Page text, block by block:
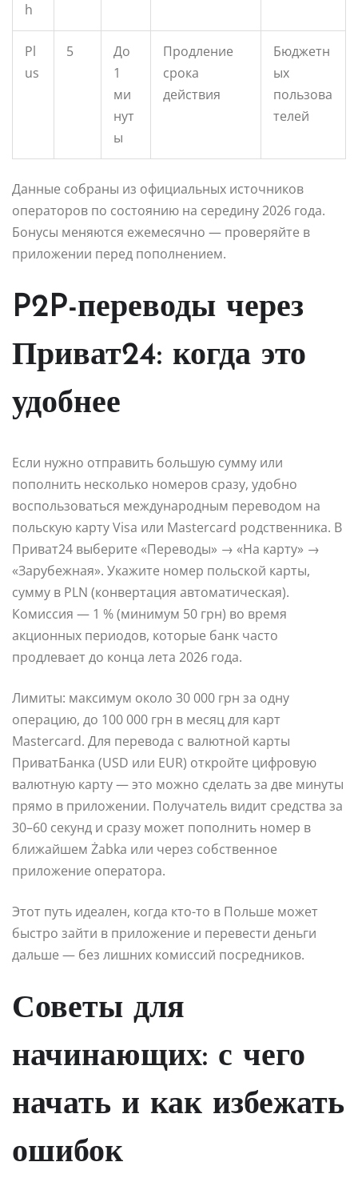
h
Pl
us
5
До
1
ми
нут
ы
Продление
срока
действия
Бюджетн
ых
пользова
телей
Данные собраны из официальных источников
операторов по состоянию на середину 2026 года.
Бонусы меняются ежемесячно — проверяйте в
приложении перед пополнением.
P2P-переводы через
Приват24: когда это
удобнее
Если нужно отправить большую сумму или
пополнить несколько номеров сразу, удобно
воспользоваться международным переводом на
польскую карту Visa или Mastercard родственника. В
Приват24 выберите «Переводы» → «На карту» →
«Зарубежная». Укажите номер польской карты,
сумму в PLN (конвертация автоматическая).
Комиссия — 1 % (минимум 50 грн) во время
акционных периодов, которые банк часто
продлевает до конца лета 2026 года.
Лимиты: максимум около 30 000 грн за одну
операцию, до 100 000 грн в месяц для карт
Mastercard. Для перевода с валютной карты
ПриватБанка (USD или EUR) откройте цифровую
валютную карту — это можно сделать за две минуты
прямо в приложении. Получатель видит средства за
30–60 секунд и сразу может пополнить номер в
ближайшем Żabka или через собственное
приложение оператора.
Этот путь идеален, когда кто-то в Польше может
быстро зайти в приложение и перевести деньги
дальше — без лишних комиссий посредников.
Советы для
начинающих: с чего
начать и как избежать
ошибок